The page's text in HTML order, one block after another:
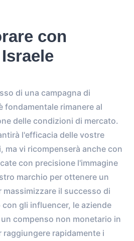
con
di una campagna di
fondamentale rimanere al
delle condizioni di mercato.
l'efficacia delle vostre
ma vi ricompenserà anche con
con precisione l'immagine
marchio per ottenere un
il successo di
gli influencer, le aziende
compenso non monetario in
rapidamente i